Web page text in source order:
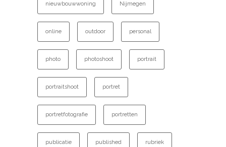
nieuwbouwwoning Nijmegen
online outdoor personal
photo photoshoot portrait
portraitshoot portret
portretfotografie portretten
publicatie published rubriek